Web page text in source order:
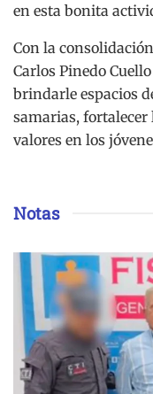
en esta bonita
Con la
Carlos Pinedo
brindarle espacios
samarias,
valores en los
Notas